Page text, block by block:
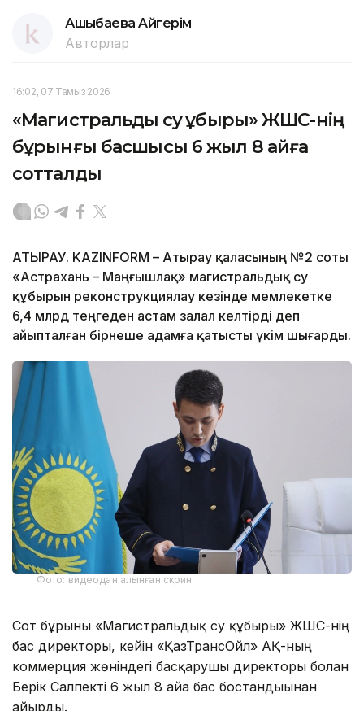
Ашықбаева Aйгepiм
Авторлар
16:02, 07 Тамыз 2026
«Магистральдық су құбыры» ЖШС-нің
бұрынғы басшысы 6 жыл 8 айға
сотталды
АТЫРАУ. KAZINFORM – Атырау қаласының №2 соты
«Астрахань – Маңғышлақ» магистральдық су
құбырын реконструкциялау кезінде мемлекетке
6,4 млрд теңгеден астам залал келтірді деп
айыпталған бірнеше адамға қатысты үкім шығарды.
Фото: видеодан алынған скрин
Сот бұрынғы «Магистральдық су құбыры» ЖШС-нің
бас директоры, кейін «ҚазТрансОйл» АҚ-ның
коммерция жөніндегі басқарушы директоры болған
Берік Салпекті 6 жыл 8 айға бас бостандығынан
айырды.